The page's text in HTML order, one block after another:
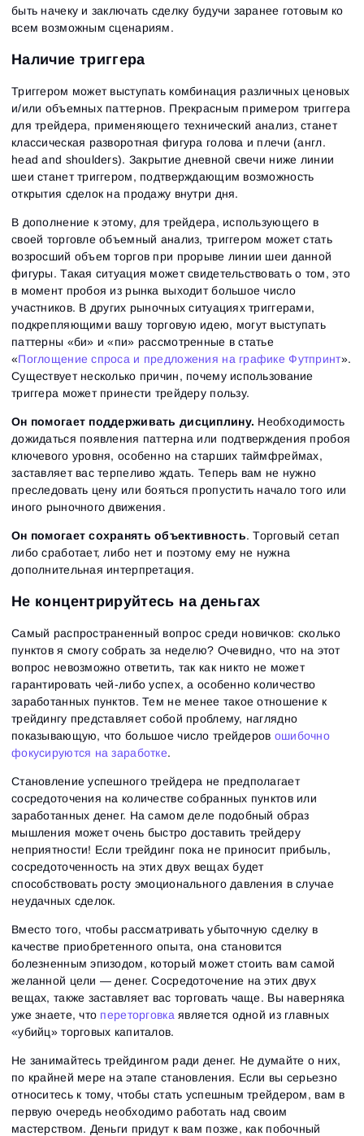
быть начеку и заключать сделку будучи заранее готовым ко
всем возможным сценариям.
Наличие триггера
Триггером может выступать комбинация различных ценовых
и/или объемных паттернов. Прекрасным примером триггера
для трейдера, применяющего технический анализ, станет
классическая разворотная фигура голова и плечи (англ.
head and shoulders). Закрытие дневной свечи ниже линии
шеи станет триггером, подтверждающим возможность
открытия сделок на продажу внутри дня.
В дополнение к этому, для трейдера, использующего в
своей торговле объемный анализ, триггером может стать
возросший объем торгов при прорыве линии шеи данной
фигуры. Такая ситуация может свидетельствовать о том, это
в момент пробоя из рынка выходит большое число
участников. В других рыночных ситуациях триггерами,
подкрепляющими вашу торговую идею, могут выступать
паттерны «би» и «пи» рассмотренные в статье
«Поглощение спроса и предложения на графике Футпринт».
Существует несколько причин, почему использование
триггера может принести трейдеру пользу.
Он помогает поддерживать дисциплину. Необходимость
дожидаться появления паттерна или подтверждения пробоя
ключевого уровня, особенно на старших таймфреймах,
заставляет вас терпеливо ждать. Теперь вам не нужно
преследовать цену или бояться пропустить начало того или
иного рыночного движения.
Он помогает сохранять объективность. Торговый сетап
либо сработает, либо нет и поэтому ему не нужна
дополнительная интерпретация.
Не концентрируйтесь на деньгах
Самый распространенный вопрос среди новичков: сколько
пунктов я смогу собрать за неделю? Очевидно, что на этот
вопрос невозможно ответить, так как никто не может
гарантировать чей-либо успех, а особенно количество
заработанных пунктов. Тем не менее такое отношение к
трейдингу представляет собой проблему, наглядно
показывающую, что большое число трейдеров ошибочно
фокусируются на заработке.
Становление успешного трейдера не предполагает
сосредоточения на количестве собранных пунктов или
заработанных денег. На самом деле подобный образ
мышления может очень быстро доставить трейдеру
неприятности! Если трейдинг пока не приносит прибыль,
сосредоточенность на этих двух вещах будет
способствовать росту эмоционального давления в случае
неудачных сделок.
Вместо того, чтобы рассматривать убыточную сделку в
качестве приобретенного опыта, она становится
болезненным эпизодом, который может стоить вам самой
желанной цели — денег. Сосредоточение на этих двух
вещах, также заставляет вас торговать чаще. Вы наверняка
уже знаете, что переторговка является одной из главных
«убийц» торговых капиталов.
Не занимайтесь трейдингом ради денег. Не думайте о них,
по крайней мере на этапе становления. Если вы серьезно
относитесь к тому, чтобы стать успешным трейдером, вам в
первую очередь необходимо работать над своим
мастерством. Деньги придут к вам позже, как побочный